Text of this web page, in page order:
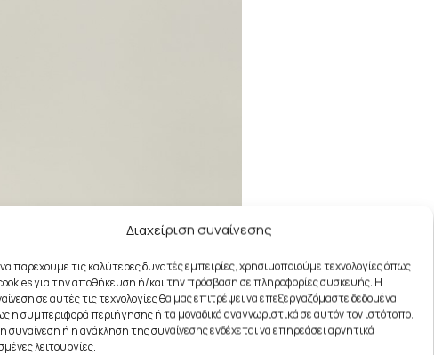
Διαχείριση συναίνεσης
να παρέχουμε τις καλύτερες δυνατές εμπειρίες, χρησιμοποιούμε τεχνολογίες όπως
για την αποθήκευση ή/και την πρόσβαση σε πληροφορίες συσκευής. Η
σε αυτές τις τεχνολογίες θα μας επιτρέψει να επεξεργαζόμαστε δεδομένα
η συμπεριφορά περιήγησης ή τα μοναδικά αναγνωριστικά σε αυτόν τον ιστότοπο.
συναίνεση ή η ανάκληση της συναίνεσης ενδέχεται να επηρεάσει αρνητικά
λειτουργίες.